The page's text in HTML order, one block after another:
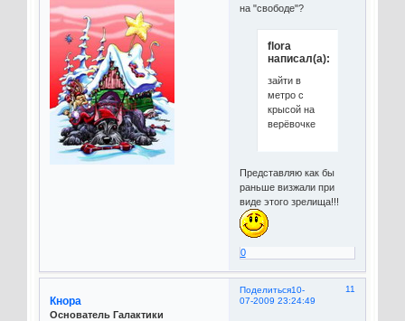
на "свободе"?
flora
написал(а):
зайти в
метро с
крысой на
верёвочке
Представляю как бы
раньше визжали при
виде этого зрелища!!!
0
Поделиться 11
10-
07-2009 23:24:49
Кнора
Основатель Галактики